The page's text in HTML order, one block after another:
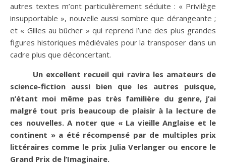
autres textes m’ont particulièrement séduite : « Privilège
insupportable », nouvelle aussi sombre que dérangeante ;
et « Gilles au bûcher » qui reprend l’une des plus grandes
figures historiques médiévales pour la transposer dans un
cadre plus que déconcertant.
Un excellent recueil qui ravira les amateurs de
science-fiction aussi bien que les autres puisque,
n’étant moi même pas très familière du genre, j’ai
malgré tout pris beaucoup de plaisir à la lecture de
ces nouvelles. A noter que « La vieille Anglaise et le
continent » a été récompensé par de multiples prix
littéraires comme le prix Julia Verlanger ou encore le
Grand Prix de l’Imaginaire.